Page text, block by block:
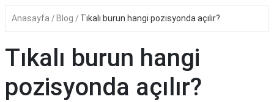
Anasayfa Blog Tıkalı burun hangi pozisyonda açılır?
Tıkalı burun hangi
pozisyonda açılır?